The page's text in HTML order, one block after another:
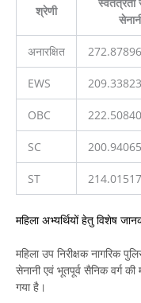
श्रेणी
अनारक्षित 272.87896
EWS 209.33823
OBC 222.50840
SC 200.94065
ST 214.01517
महिला अभ्यर्थियों हेतु विशेष
महिला उप निरीक्षक नागरिक
सेनानी एवं भूतपूर्व सैनिक वर्ग
गया है।